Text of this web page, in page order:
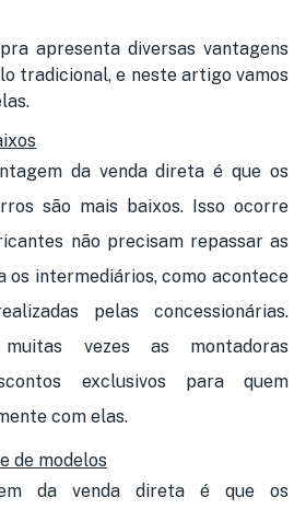
apresenta diversas vantagens
tradicional, e neste artigo vamos
da venda direta é que os
são mais baixos. Isso ocorre
não precisam repassar as
os intermediários, como acontece
pelas concessionárias.
vezes as montadoras
exclusivos para quem
com elas.
de modelos
da venda direta é que os